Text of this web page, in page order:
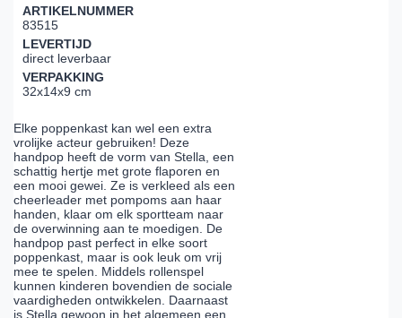
ARTIKELNUMMER
83515
LEVERTIJD
direct leverbaar
VERPAKKING
32x14x9 cm
Elke poppenkast kan wel een extra
vrolijke acteur gebruiken! Deze
handpop heeft de vorm van Stella, een
schattig hertje met grote flaporen en
een mooi gewei. Ze is verkleed als een
cheerleader met pompoms aan haar
handen, klaar om elk sportteam naar
de overwinning aan te moedigen. De
handpop past perfect in elke soort
poppenkast, maar is ook leuk om vrij
mee te spelen. Middels rollenspel
kunnen kinderen bovendien de sociale
vaardigheden ontwikkelen. Daarnaast
is Stella gewoon in het algemeen een